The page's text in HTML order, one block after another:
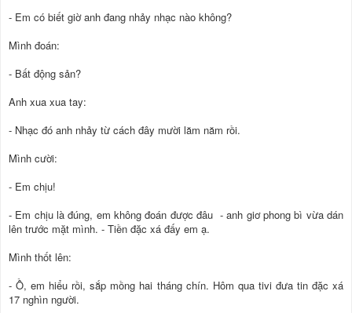
- Em có biết giờ anh đang nhảy nhạc nào không?
Mình đoán:
- Bất động sản?
Anh xua xua tay:
- Nhạc đó anh nhảy từ cách đây mười lăm năm rồi.
Mình cười:
- Em chịu!
- Em chịu là đúng, em không đoán được đâu - anh giơ phong bì vừa dán
lên trước mặt mình. - Tiền đặc xá đấy em ạ.
Mình thốt lên:
- Ồ, em hiểu rồi, sắp mồng hai tháng chín. Hôm qua tivi đưa tin đặc xá
17 nghìn người.